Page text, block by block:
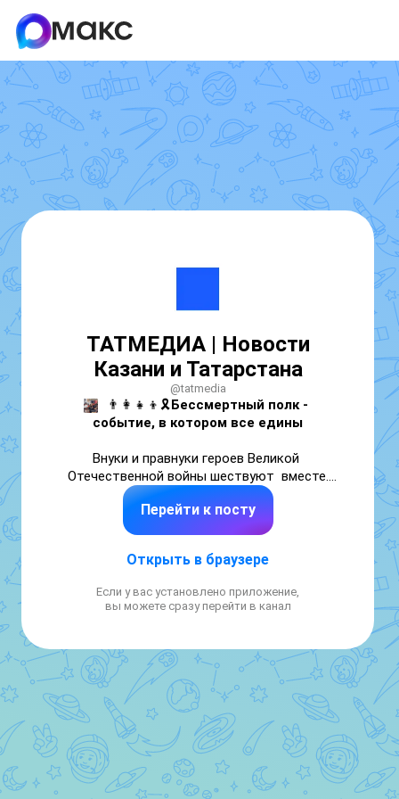
ТАТМЕДИА | Новости
Казани и Татарстана
@tatmedia
👨‍👩‍👧‍👦🎗Бессмертный полк -
событие, в котором все едины
Внуки и правнуки героев Великой
Отечественной войны шествуют  вместе.
@tatmedia
Перейти к посту
Открыть в браузере
Если у вас установлено приложение,
вы можете сразу перейти в канал